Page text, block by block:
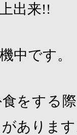
出来!!
中です。
をする
ありま